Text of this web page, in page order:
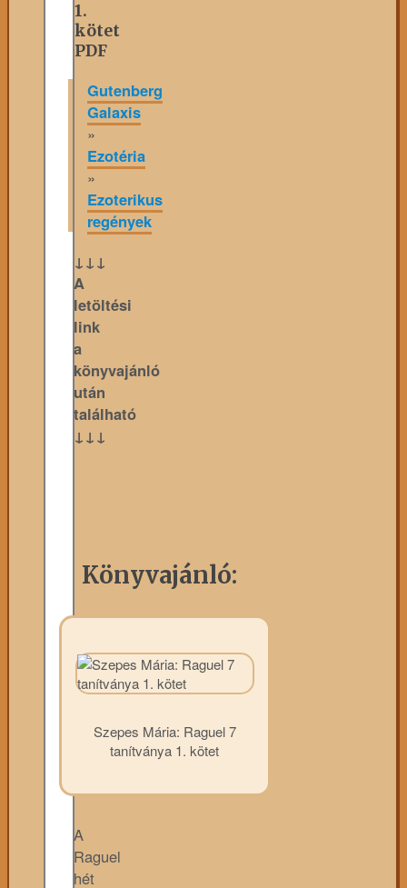
1.
kötet
PDF
Gutenberg
Galaxis
»
Ezotéria
»
Ezoterikus
regények
↓↓↓
A
letöltési
link
a
könyvajánló
után
található
↓↓↓
Könyvajánló:
Szepes Mária: Raguel 7
tanítványa 1. kötet
A
Raguel
hét